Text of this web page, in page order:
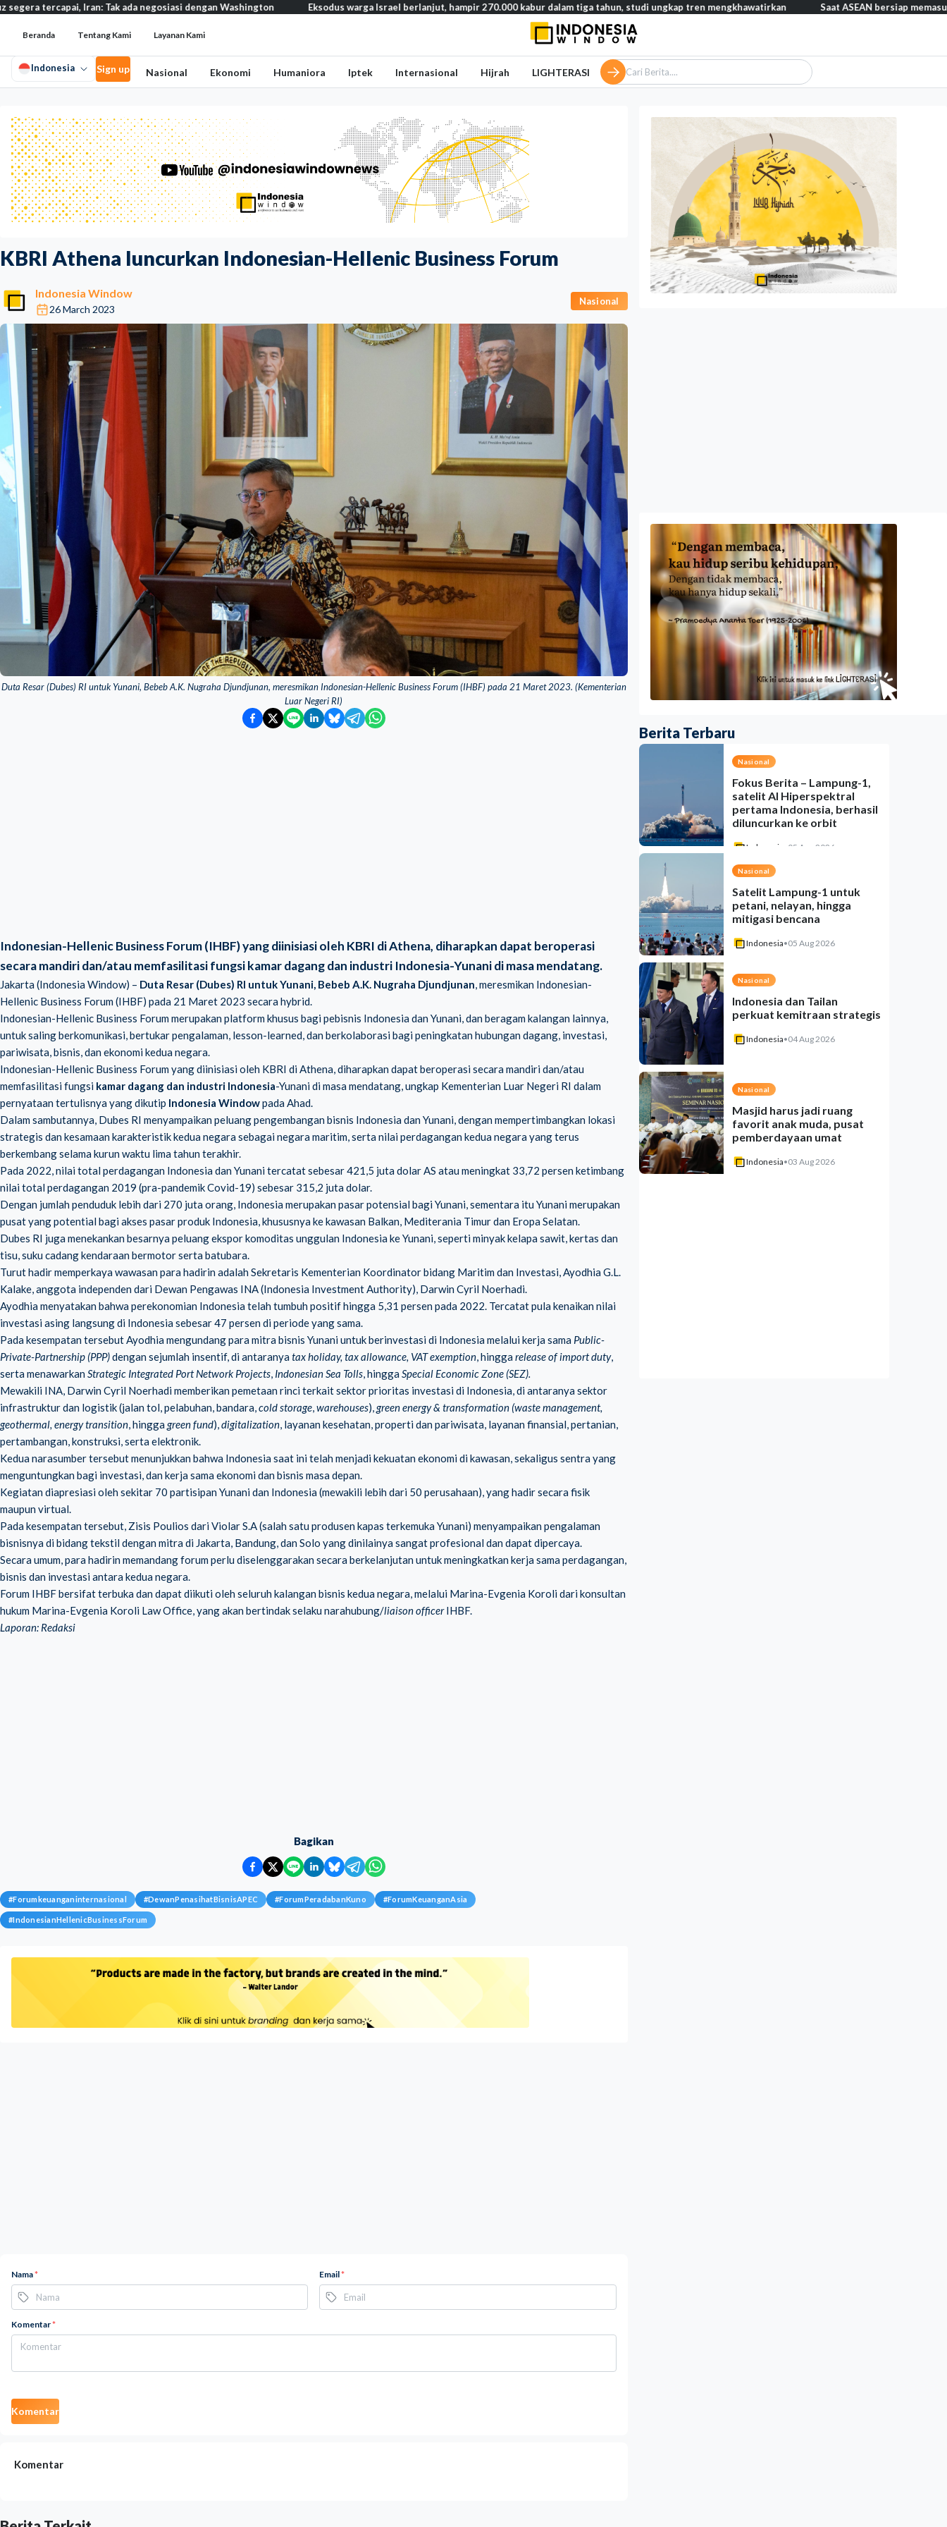
KBRI Athena luncurkan Indonesian-Hellenic Business Forum
Indonesia Window
26 March 2023
Nasional
Duta Resar (Dubes) RI untuk Yunani, Bebeb A.K. Nugraha Djundjunan, meresmikan Indonesian-Hellenic Business Forum (IHBF) pada 21 Maret 2023. (Kementerian
Luar Negeri RI)
Indonesian-Hellenic Business Forum (IHBF) yang diinisiasi oleh KBRI di Athena, diharapkan dapat beroperasi
secara mandiri dan/atau memfasilitasi fungsi kamar dagang dan industri Indonesia-Yunani di masa mendatang.
Jakarta (Indonesia Window) – Duta Resar (Dubes) RI untuk Yunani, Bebeb A.K. Nugraha Djundjunan, meresmikan Indonesian-
Hellenic Business Forum (IHBF) pada 21 Maret 2023 secara hybrid.
Indonesian-Hellenic Business Forum merupakan platform khusus bagi pebisnis Indonesia dan Yunani, dan beragam kalangan lainnya,
untuk saling berkomunikasi, bertukar pengalaman, lesson-learned, dan berkolaborasi bagi peningkatan hubungan dagang, investasi,
pariwisata, bisnis, dan ekonomi kedua negara.
Indonesian-Hellenic Business Forum yang diinisiasi oleh KBRI di Athena, diharapkan dapat beroperasi secara mandiri dan/atau
memfasilitasi fungsi kamar dagang dan industri Indonesia-Yunani di masa mendatang, ungkap Kementerian Luar Negeri RI dalam
pernyataan tertulisnya yang dikutip Indonesia Windowpada Ahad.
Dalam sambutannya, Dubes RI menyampaikan peluang pengembangan bisnis Indonesia dan Yunani, dengan mempertimbangkan lokasi
strategis dan kesamaan karakteristik kedua negara sebagai negara maritim, serta nilai perdagangan kedua negara yang terus
berkembang selama kurun waktu lima tahun terakhir.
Pada 2022, nilai total perdagangan Indonesia dan Yunani tercatat sebesar 421,5 juta dolar AS atau meningkat 33,72 persen ketimbang
nilai total perdagangan 2019 (pra-pandemik Covid-19) sebesar 315,2 juta dolar.
Dengan jumlah penduduk lebih dari 270 juta orang, Indonesia merupakan pasar potensial bagi Yunani, sementara itu Yunani merupakan
pusat yang potential bagi akses pasar produk Indonesia, khususnya ke kawasan Balkan, Mediterania Timur dan Eropa Selatan.
Dubes RI juga menekankan besarnya peluang ekspor komoditas unggulan Indonesia ke Yunani, seperti minyak kelapa sawit, kertas dan
tisu, suku cadang kendaraan bermotor serta batubara.
Turut hadir memperkaya wawasan para hadirin adalah Sekretaris Kementerian Koordinator bidang Maritim dan Investasi, Ayodhia G.L.
Kalake, anggota independen dari Dewan Pengawas INA (Indonesia Investment Authority), Darwin Cyril Noerhadi.
Ayodhia menyatakan bahwa perekonomian Indonesia telah tumbuh positif hingga 5,31 persen pada 2022. Tercatat pula kenaikan nilai
investasi asing langsung di Indonesia sebesar 47 persen di periode yang sama.
Pada kesempatan tersebut Ayodhia mengundang para mitra bisnis Yunani untuk berinvestasi di Indonesia melalui kerja sama Public-
Private-Partnership (PPP)dengan sejumlah insentif, di antaranyatax holiday, tax allowance, VAT exemption, hinggarelease of import duty,
serta menawarkanStrategic Integrated Port Network Projects, Indonesian Sea Tolls, hinggaSpecial Economic Zone (SEZ).
Mewakili INA, Darwin Cyril Noerhadi memberikan pemetaan rinci terkait sektor prioritas investasi di Indonesia, di antaranya sektor
infrastruktur dan logistik (jalan tol, pelabuhan, bandara,cold storage,warehouses),green energy & transformation (waste management,
geothermal, energy transition, hinggagreen fund),digitalization, layanan kesehatan, properti dan pariwisata, layanan finansial, pertanian,
pertambangan, konstruksi, serta elektronik.
Kedua narasumber tersebut menunjukkan bahwa Indonesia saat ini telah menjadi kekuatan ekonomi di kawasan, sekaligus sentra yang
menguntungkan bagi investasi, dan kerja sama ekonomi dan bisnis masa depan.
Kegiatan diapresiasi oleh sekitar 70 partisipan Yunani dan Indonesia (mewakili lebih dari 50 perusahaan), yang hadir secara fisik
maupun virtual.
Pada kesempatan tersebut, Zisis Poulios dari Violar S.A (salah satu produsen kapas terkemuka Yunani) menyampaikan pengalaman
bisnisnya di bidang tekstil dengan mitra di Jakarta, Bandung, dan Solo yang dinilainya sangat profesional dan dapat dipercaya.
Secara umum, para hadirin memandang forum perlu diselenggarakan secara berkelanjutan untuk meningkatkan kerja sama perdagangan,
bisnis dan investasi antara kedua negara.
Forum IHBF bersifat terbuka dan dapat diikuti oleh seluruh kalangan bisnis kedua negara, melalui Marina-Evgenia Koroli dari konsultan
hukum Marina-Evgenia Koroli Law Office, yang akan bertindak selaku narahubung/liaison officerIHBF.
Laporan: Redaksi
Bagikan
#Forumkeuanganinternasional #DewanPenasihatBisnisAPEC #ForumPeradabanKuno #ForumKeuanganAsia
#IndonesianHellenicBusinessForum
Nama* Email*
Komentar*
Komentar
Komentar
Berita Terbaru
Nasional
Fokus Berita – Lampung-1,
satelit AI Hiperspektral
pertama Indonesia, berhasil
diluncurkan ke orbit
Indonesia 05 Aug 2026
Nasional
Satelit Lampung-1 untuk
petani, nelayan, hingga
mitigasi bencana
Indonesia•05 Aug 2026
Nasional
Indonesia dan Tailan
perkuat kemitraan strategis
Indonesia•04 Aug 2026
Nasional
Masjid harus jadi ruang
favorit anak muda, pusat
pemberdayaan umat
Indonesia•03 Aug 2026
Iran: Tak ada negosiasi dengan Washington Eksodus warga Israel berlanjut, hampir 270.000 kabur dalam tiga tahun, studi ungkap tren mengkhawatirkan Saat ASEAN bersiap memasuki era AI,
Beranda Tentang Kami Layanan Kami
Indonesia Sign up Nasional Ekonomi Humaniora Iptek Internasional Hijrah LIGHTERASI